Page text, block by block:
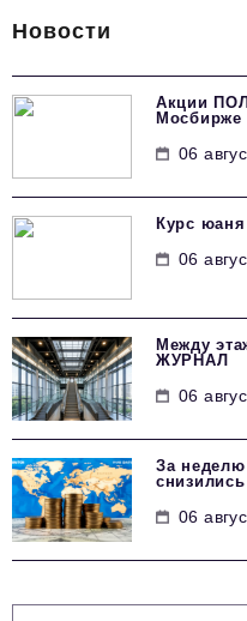
Новости
Акции
Мосбирже
06
Курс юаня
06
Между
ЖУРНАЛ
06
За
06